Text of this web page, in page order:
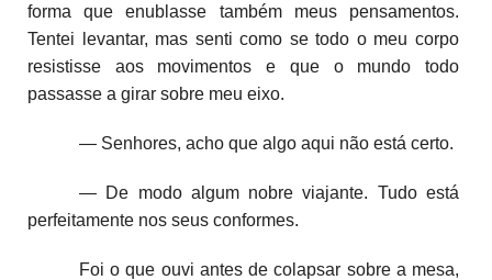
forma que enublasse também meus pensamentos.
Tentei levantar, mas senti como se todo o meu corpo
resistisse aos movimentos e que o mundo todo
passasse a girar sobre meu eixo.
— Senhores, acho que algo aqui não está certo.
— De modo algum nobre viajante. Tudo está
perfeitamente nos seus conformes.
Foi o que ouvi antes de colapsar sobre a mesa,